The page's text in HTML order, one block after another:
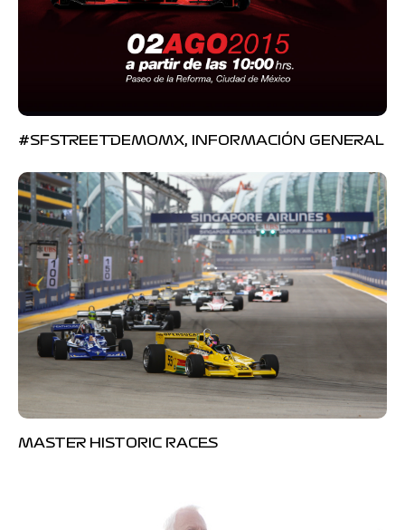
#SFSTREETDEMOMX, INFORMACIÓN GENERAL
MASTER HISTORIC RACES